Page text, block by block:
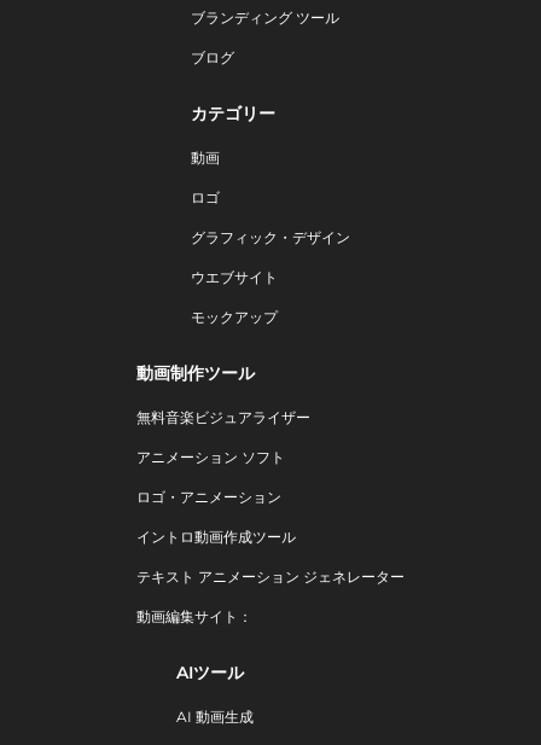
ブランディング ツール
ブログ
カテゴリー
動画
ロゴ
グラフィック・デザイン
ウエブサイト
モックアップ
動画制作ツール
無料音楽ビジュアライザー
アニメーション ソフト
ロゴ・アニメーション
イントロ動画作成ツール
テキスト アニメーション ジェネレーター
動画編集サイト：
AIツール
AI 動画生成